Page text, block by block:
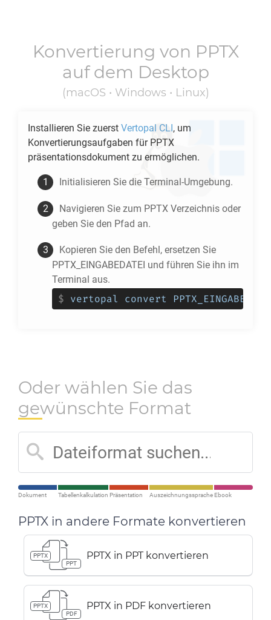
Konvertierung von PPTX
auf dem Desktop
(macOS • Windows • Linux)
Installieren Sie zuerst Vertopal CLI, um
Konvertierungsaufgaben für PPTX
präsentationsdokument zu ermöglichen.
Initialisieren Sie die Terminal-Umgebung.
Navigieren Sie zum PPTX Verzeichnis oder
geben Sie den Pfad an.
Kopieren Sie den Befehl, ersetzen Sie
PPTX_EINGABEDATEI und führen Sie ihn im
Terminal aus.
$ vertopal convert
Oder wählen Sie das
gewünschte Format
Dokument Tabellenkalkulation Präsentation Auszeichnungssprache Ebook
PPTX in andere Formate konvertieren
PPTX
PPT
PPTX in PPT konvertieren
PPTX
PDF
PPTX in PDF konvertieren